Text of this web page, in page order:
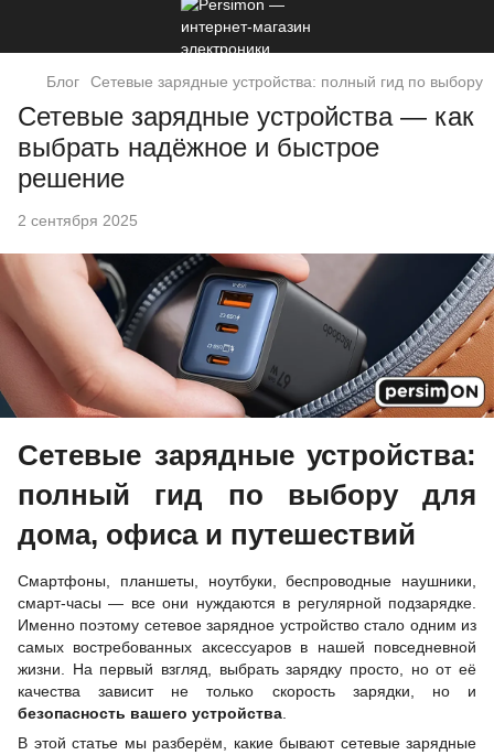
Блог Сетевые зарядные устройства: полный гид по выбору
Сетевые зарядные устройства — как
выбрать надёжное и быстрое
решение
2 сентября 2025
Сетевые зарядные устройства:
полный гид по выбору для
дома, офиса и путешествий
Смартфоны, планшеты, ноутбуки, беспроводные наушники,
смарт-часы — все они нуждаются в регулярной подзарядке.
Именно поэтому сетевое зарядное устройство стало одним из
самых востребованных аксессуаров в нашей повседневной
жизни. На первый взгляд, выбрать зарядку просто, но от её
качества зависит не только скорость зарядки, но и
безопасность вашего устройства.
В этой статье мы разберём, какие бывают сетевые зарядные